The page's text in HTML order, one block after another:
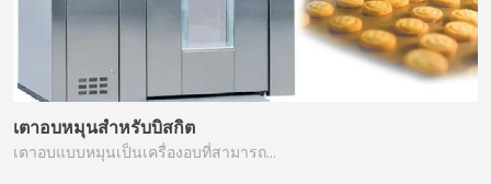
เตาอบหมุนสำหรับบิสกิต
เตาอบแบบหมุนเป็นเครื่องอบที่สามารถ…